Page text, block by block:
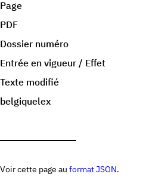
Page
PDF
Dossier numéro
Entrée en vigueur / Effet
Texte modifié
belgiquelex
Voir cette page au format JSON.